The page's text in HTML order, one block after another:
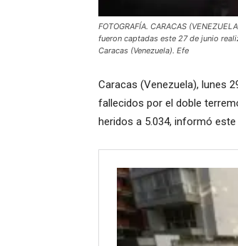
FOTOGRAFÍA. CARACAS
fueron captadas este 27 de junio
Caracas (Venezuela). Efe
Caracas (Venezuela), lunes
fallecidos por el doble
heridos a 5.034, informó